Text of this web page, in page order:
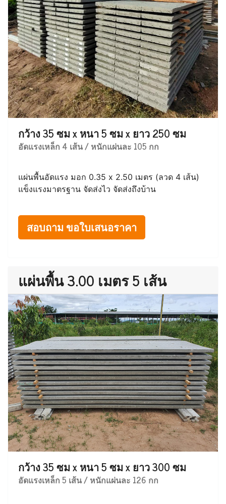
กว้าง 35 ซม x หนา 5 ซม x ยาว 250 ซม
อัดแรงเหล็ก 4 เส้น / หนักแผ่นละ 105 กก
แผ่นพื้นอัดแรง มอก 0.35 x 2.50 เมตร (ลวด 4 เส้น)
แข็งแรงมาตรฐาน จัดส่งไว จัดส่งถึงบ้าน
สอบถาม ขอใบเสนอราคา
แผ่นพื้น 3.00 เมตร 5 เส้น
กว้าง 35 ซม x หนา 5 ซม x ยาว 300 ซม
อัดแรงเหล็ก 5 เส้น / หนักแผ่นละ 126 กก